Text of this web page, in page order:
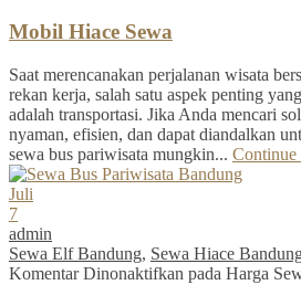
Mobil Hiace Sewa
Saat merencanakan perjalanan wisata
rekan kerja, salah satu aspek penting
adalah transportasi. Jika Anda mencari
nyaman, efisien, dan dapat diandalkan
sewa bus pariwisata mungkin... Continue
Juli
7
admin
Sewa Elf Bandung, Sewa Hiace
Komentar Dinonaktifkan pada Harga